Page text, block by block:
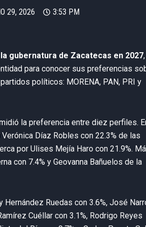
29, 2026 3:53 PM
gubernatura de Zacatecas en 2027
para conocer sus preferencias
políticos: MORENA, PAN, PRI y
la preferencia entre diez perfiles.
Díaz Robles con 22.3% de las
por Ulises Mejía Haro con 21.9%.
con 7.4% y Geovanna Bañuelos de la
Hernández Ruedas con 3.6%, José
Cuéllar con 3.1%, Rodrigo Reyes